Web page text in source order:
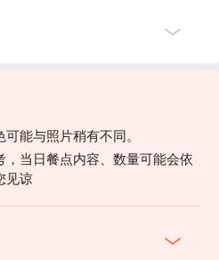
能与照片稍有不同。
当日餐点内容、数量可能会依
见谅